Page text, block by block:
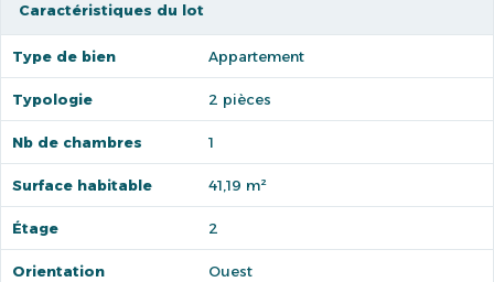
Caractéristiques du lot
Type de bien Appartement
Typologie 2 pièces
Nb de chambres 1
Surface habitable 41,19 m²
Étage 2
Orientation Ouest